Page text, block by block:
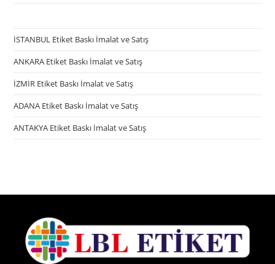
İSTANBUL Etiket Baskı İmalat ve Satış
ANKARA Etiket Baskı İmalat ve Satış
İZMİR Etiket Baskı İmalat ve Satış
ADANA Etiket Baskı İmalat ve Satış
ANTAKYA Etiket Baskı İmalat ve Satış